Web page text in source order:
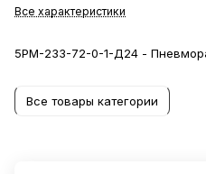
Все характеристики
5РМ-233-72-0-1-Д24 -
Все товары категории